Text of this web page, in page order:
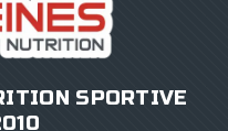
SPORTIVE